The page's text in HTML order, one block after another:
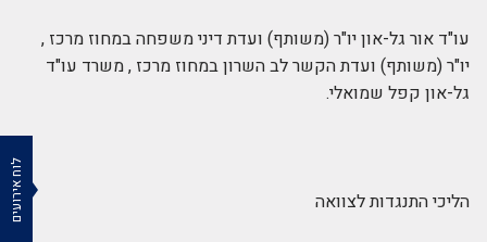
עו"ד אור גל-און יו"ר (משותף) ועדת דיני משפחה במחוז מרכז ,
יו"ר (משותף) ועדת הקשר לב השרון במחוז מרכז , משרד עו"ד
גל-און קפל שמואלי.
הליכי התנגדות לצוואה לוח אירועים